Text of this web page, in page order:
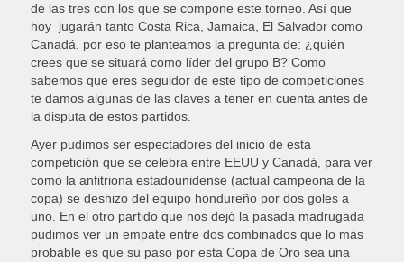
de las tres con los que se compone este torneo. Así que
hoy jugarán tanto Costa Rica, Jamaica, El Salvador como
Canadá, por eso te planteamos la pregunta de: ¿quién
crees que se situará como líder del grupo B? Como
sabemos que eres seguidor de este tipo de competiciones
te damos algunas de las claves a tener en cuenta antes de
la disputa de estos partidos.
Ayer pudimos ser espectadores del inicio de esta
competición que se celebra entre EEUU y Canadá, para ver
como la anfitriona estadounidense (actual campeona de la
copa) se deshizo del equipo hondureño por dos goles a
uno. En el otro partido que nos dejó la pasada madrugada
pudimos ver un empate entre dos combinados que lo más
probable es que su paso por esta Copa de Oro sea una